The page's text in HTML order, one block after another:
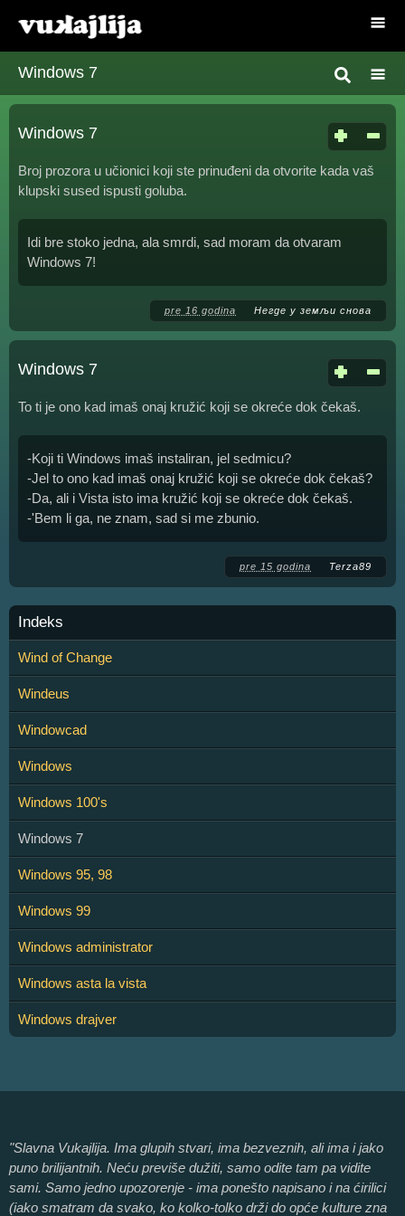
Windows 7
Windows 7
Broj prozora u učionici koji ste prinuđeni da otvorite kada vaš
klupski sused ispusti goluba.
Idi bre stoko jedna, ala smrdi, sad moram da otvaram
Windows 7!
pre 16 godina Негде у земљи снова
Windows 7
To ti je ono kad imaš onaj kružić koji se okreće dok čekaš.
-Koji ti Windows imaš instaliran, jel sedmicu?
-Jel to ono kad imaš onaj kružić koji se okreće dok čekaš?
-Da, ali i Vista isto ima kružić koji se okreće dok čekaš.
-'Bem li ga, ne znam, sad si me zbunio.
pre 15 godina Terza89
Indeks
Wind of Change
Windeus
Windowcad
Windows
Windows 100's
Windows 7
Windows 95, 98
Windows 99
Windows administrator
Windows asta la vista
Windows drajver
"Slavna Vukajlija. Ima glupih stvari, ima bezveznih, ali ima i jako
puno brilijantnih. Neću previše dužiti, samo odite tam pa vidite
sami. Samo jedno upozorenje - ima ponešto napisano i na ćirilici
(iako smatram da svako, ko kolko-tolko drži do opće kulture zna